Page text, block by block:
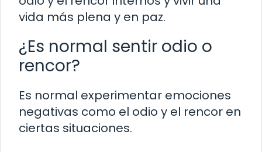
vida más plena y en paz.
¿Es normal sentir odio o
rencor?
Es normal experimentar emociones
negativas como el odio y el rencor en
ciertas situaciones.